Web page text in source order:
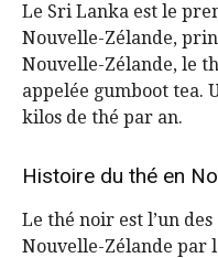
Le Sri Lanka est le
Nouvelle-Zélande,
Nouvelle-Zélande, le
appelée gumboot tea.
kilos de thé par an.
Histoire du thé en
Le thé noir est l’un
Nouvelle-Zélande par